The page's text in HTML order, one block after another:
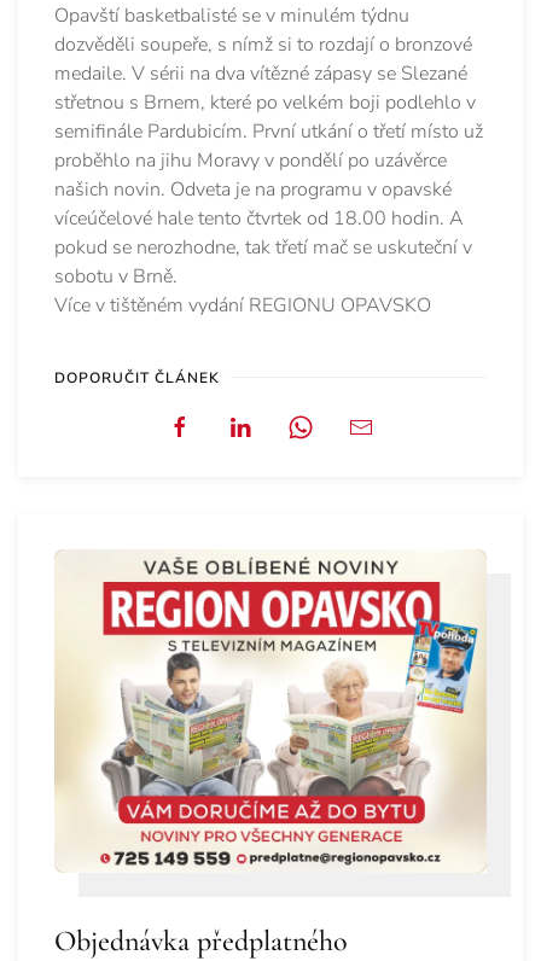
Opavští basketbalisté se v minulém týdnu
dozvěděli soupeře, s nímž si to rozdají o bronzové
medaile. V sérii na dva vítězné zápasy se Slezané
střetnou s Brnem, které po velkém boji podlehlo v
semifinále Pardubicím. První utkání o třetí místo už
proběhlo na jihu Moravy v pondělí po uzávěrce
našich novin. Odveta je na programu v opavské
víceúčelové hale tento čtvrtek od 18.00 hodin. A
pokud se nerozhodne, tak třetí mač se uskuteční v
sobotu v Brně.
Více v tištěném vydání REGIONU OPAVSKO
DOPORUČIT ČLÁNEK
Objednávka předplatného